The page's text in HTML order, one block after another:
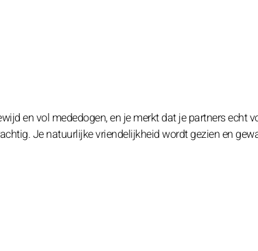
en vol mededogen, en je merkt dat je partners echt
Je natuurlijke vriendelijkheid wordt gezien en